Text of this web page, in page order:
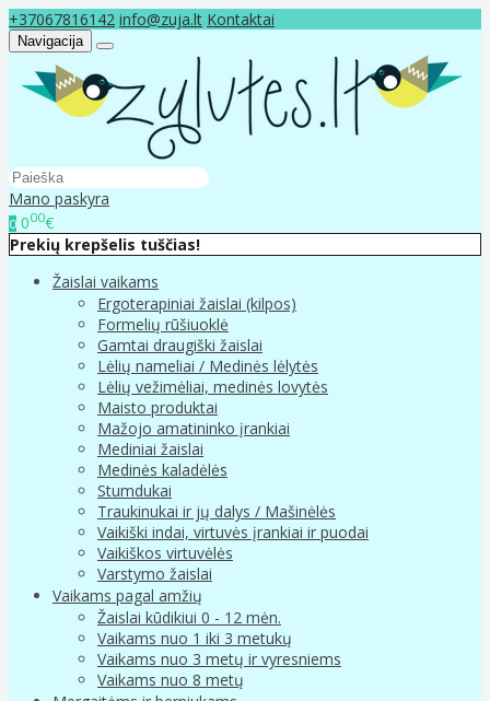
+37067816142 info@zuja.lt Kontaktai
Navigacija
Mano paskyra
0 000€
Prekių krepšelis tuščias!
Žaislai vaikams
Ergoterapiniai žaislai (kilpos)
Formelių rūšiuoklė
Gamtai draugiški žaislai
Lėlių nameliai / Medinės lėlytės
Lėlių vežimėliai, medinės lovytės
Maisto produktai
Mažojo amatininko įrankiai
Mediniai žaislai
Medinės kaladėlės
Stumdukai
Traukinukai ir jų dalys / Mašinėlės
Vaikiški indai, virtuvės įrankiai ir puodai
Vaikiškos virtuvėlės
Varstymo žaislai
Vaikams pagal amžių
Žaislai kūdikiui 0 - 12 mėn.
Vaikams nuo 1 iki 3 metukų
Vaikams nuo 3 metų ir vyresniems
Vaikams nuo 8 metų